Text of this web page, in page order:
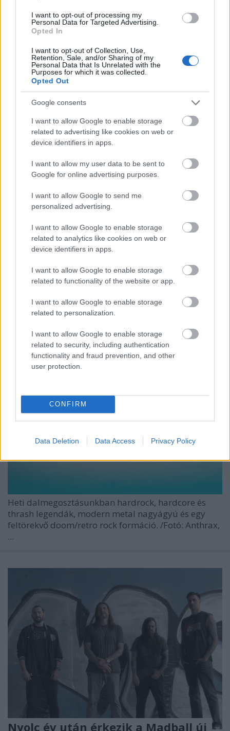
I want to opt-out of processing my
Personal Data for Targeted Advertising.
Opted In
I want to opt-out of Collection, Use,
Retention, Sale, and/or Sharing of my
Personal Data that Is Unrelated with the
Purposes for which it was collected.
Opted Out
Google consents
I want to allow Google to enable storage
related to advertising like cookies on web or
device identifiers in apps.
I want to allow my user data to be sent to
Google for online advertising purposes.
I want to allow Google to send me
personalized advertising.
I want to allow Google to enable storage
related to analytics like cookies on web or
device identifiers in apps.
I want to allow Google to enable storage
related to functionality of the website or app.
I want to allow Google to enable storage
related to personalization.
I want to allow Google to enable storage
related to security, including authentication
functionality and fraud prevention, and other
user protection.
CONFIRM
Data Deletion Data Access Privacy Policy
Adj egy ötöst! - A hét 5 új rock/metal
sunthatneversets•2026. május 17.
Heti dalmegosztásunkban hardrock, hardcore és
thrash legendák, modern metal nagyágyú és egy
feltörekvő doom/retro rock formáció. /Fotó: Anthrax,
...
Nyolc év után érkezik a Madball új